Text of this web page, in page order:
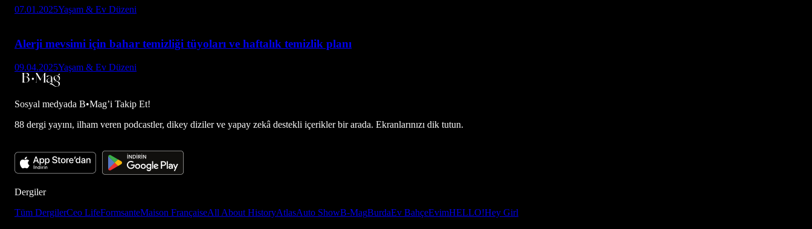
07.01.2025Yaşam & Ev Düzeni
Alerji mevsimi için bahar temizliği tüyoları ve haftalık temizlik planı
09.04.2025Yaşam & Ev Düzeni
Sosyal medyada B•Mag’i Takip Et!
88 dergi yayını, ilham veren podcastler, dikey diziler ve yapay zekâ destekli içerikler bir arada. Ekranlarınızı dik tutun.
Dergiler
Tüm DergilerCeo LifeFormsanteMaison FrançaiseAll About HistoryAtlasAuto ShowB-MagBurdaEv BahçeEvimHELLO!Hey Girl